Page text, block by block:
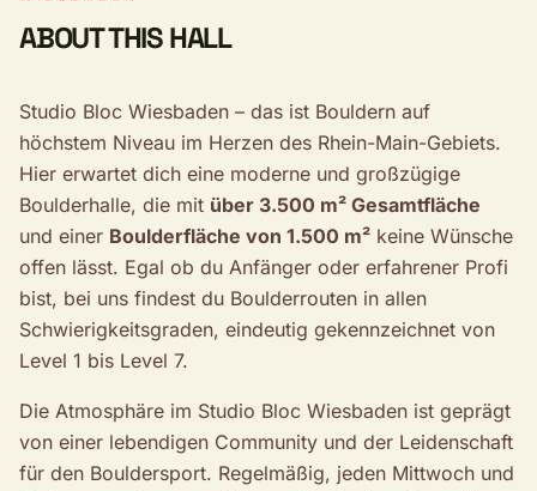
ABOUT THIS HALL
Studio Bloc Wiesbaden – das ist Bouldern auf
höchstem Niveau im Herzen des Rhein-Main-Gebiets.
Hier erwartet dich eine moderne und großzügige
Boulderhalle, die mit über 3.500 m² Gesamtfläche
und einer Boulderfläche von 1.500 m² keine Wünsche
offen lässt. Egal ob du Anfänger oder erfahrener Profi
bist, bei uns findest du Boulderrouten in allen
Schwierigkeitsgraden, eindeutig gekennzeichnet von
Level 1 bis Level 7.
Die Atmosphäre im Studio Bloc Wiesbaden ist geprägt
von einer lebendigen Community und der Leidenschaft
für den Bouldersport. Regelmäßig, jeden Mittwoch und